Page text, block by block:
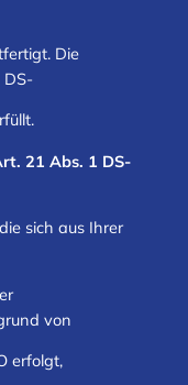
Die
21 Abs. 1 DS-
sich aus Ihrer
von
erfolgt,